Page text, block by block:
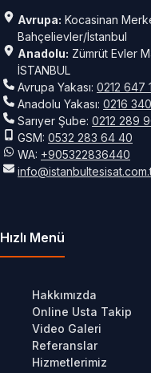
Avrupa: Kocasinan
Bahçelievler/İstanbul
Anadolu: Zümrüt Evler
İSTANBUL
Avrupa Yakası: 0212 647
Anadolu Yakası: 0216
Sarıyer Şube: 0212 289
GSM: 0532 283 64 40
WA: +905322836440
Hızlı Menü
Hakkımızda
Online Usta Takip
Video Galeri
Referanslar
Hizmetlerimiz